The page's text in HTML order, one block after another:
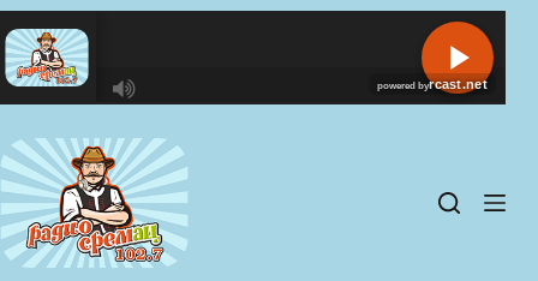
Skip
to
content
C
A
S
T
.
N